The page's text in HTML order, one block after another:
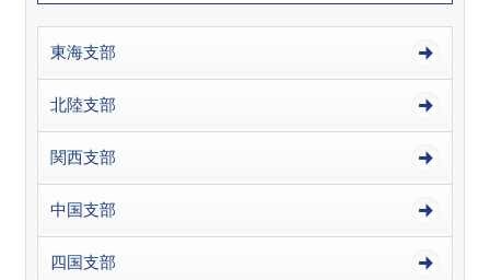
東海支部
北陸支部
関西支部
中国支部
四国支部